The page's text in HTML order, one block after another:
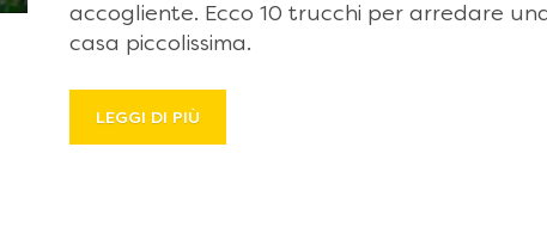
accogliente. Ecco 10 trucchi per arredare
casa piccolissima.
LEGGI DI PIÙ